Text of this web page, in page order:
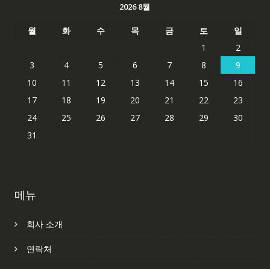
2026 8월
월 화 수 목 금 토
일
1
2
3
4 5 6 7 8
9
10
11 12 13 14 15
16
17
18 19 20 21 22
23
24
25 26 27 28 29
30
31
메뉴
회사 소개
연락처